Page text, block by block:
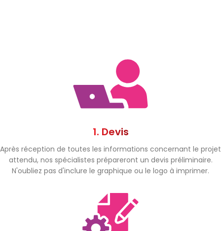
1. Devis
Après réception de toutes les informations concernant le projet
attendu, nos spécialistes prépareront un devis préliminaire.
N'oubliez pas d'inclure le graphique ou le logo à imprimer.